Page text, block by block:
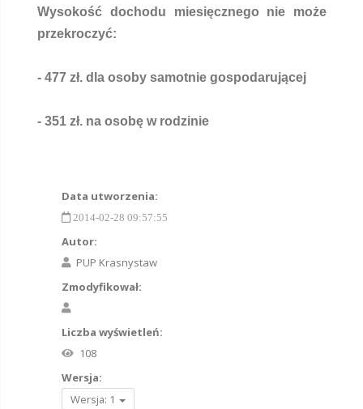
Wysokość dochodu miesięcznego nie może
przekroczyć:
- 477 zł. dla osoby samotnie gospodarującej
- 351 zł. na osobę w rodzinie
Data utworzenia:
2014-02-28 09:57:55
Autor:
PUP Krasnystaw
Zmodyfikował:
Liczba wyświetleń:
108
Wersja:
Wersja: 1